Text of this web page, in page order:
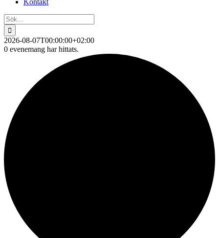
Kontakt
Sök
efter:
2026-08-07T00:00:00+02:00
0 evenemang har hittats.